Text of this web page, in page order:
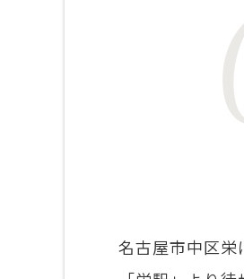
名古屋市中区